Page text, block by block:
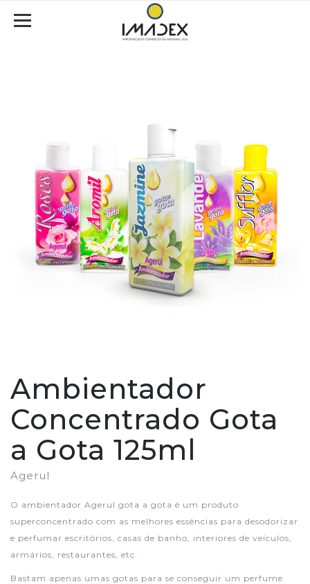
Ambientador
Concentrado Gota
a Gota 125ml
Agerul
O ambientador Agerul gota a gota é um produto
superconcentrado com as melhores essências para desodorizar
e perfumar escritórios, casas de banho, interiores de veículos,
armários, restaurantes, etc.
Bastam apenas umas gotas para se conseguir um perfume